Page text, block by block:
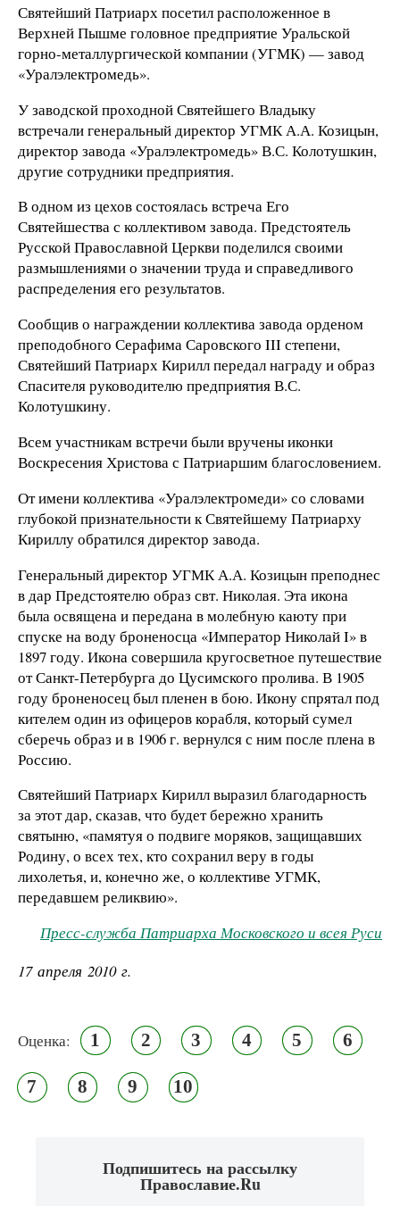
Святейший Патриарх посетил расположенное в
Верхней Пышме головное предприятие Уральской
горно-металлургической компании (УГМК) — завод
«Уралэлектромедь».
У заводской проходной Святейшего Владыку
встречали генеральный директор УГМК А.А. Козицын,
директор завода «Уралэлектромедь» В.С. Колотушкин,
другие сотрудники предприятия.
В одном из цехов состоялась встреча Его
Святейшества с коллективом завода. Предстоятель
Русской Православной Церкви поделился своими
размышлениями о значении труда и справедливого
распределения его результатов.
Сообщив о награждении коллектива завода орденом
преподобного Серафима Саровского III степени,
Святейший Патриарх Кирилл передал награду и образ
Спасителя руководителю предприятия В.С.
Колотушкину.
Всем участникам встречи были вручены иконки
Воскресения Христова с Патриаршим благословением.
От имени коллектива «Уралэлектромеди» со словами
глубокой признательности к Святейшему Патриарху
Кириллу обратился директор завода.
Генеральный директор УГМК А.А. Козицын преподнес
в дар Предстоятелю образ свт. Николая. Эта икона
была освящена и передана в молебную каюту при
спуске на воду броненосца «Император Николай I» в
1897 году. Икона совершила кругосветное путешествие
от Санкт-Петербурга до Цусимского пролива. В 1905
году броненосец был пленен в бою. Икону спрятал под
кителем один из офицеров корабля, который сумел
сберечь образ и в 1906 г. вернулся с ним после плена в
Россию.
Святейший Патриарх Кирилл выразил благодарность
за этот дар, сказав, что будет бережно хранить
святыню, «памятуя о подвиге моряков, защищавших
Родину, о всех тех, кто сохранил веру в годы
лихолетья, и, конечно же, о коллективе УГМК,
передавшем реликвию».
Пресс-служба Патриарха Московского и всея Руси
17 апреля 2010 г.
Оценка: 1 2 3 4 5 6
7 8 9 10
Подпишитесь на рассылку
Православие.Ru